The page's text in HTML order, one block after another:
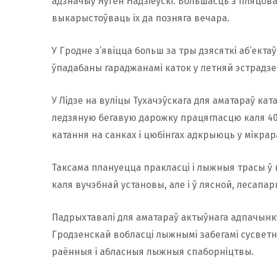
выкарыстоўваць іх да позняга вечара.
У Гродне з’явіцца больш за тры дзясяткі
ўпадабаны гараджанамі каток у летняй
У Лідзе на вуліцы Тухачэўскага для аматараў
ледзяную бегавую дарожку працягласцю каля
катання на санках і цюбінгах адкрыюць у
Таксама плануецца пракласці і лыжныя трасы
каля вучэбнай установы, але і ў лясной,
Падрыхтавалі для аматараў актыўнага
Гродзенскай вобласці лыжнымі забегамі
раённыя і абласныя лыжныя спаборніцтвы.